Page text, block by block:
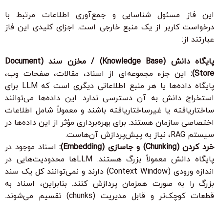
این فاز مسئول شناسایی و جمع‌آوری اطلاعات مرتبط با
درخواست کاربر از یک منبع خارجی است. اجزای کلیدی این فاز
عبارتند از:
پایگاه دانش (Knowledge Base) / مخزن سند (Document
Store):
این جزء مجموعه‌ای از اسناد، مقالات، صفحات وب،
پایگاه داده‌ها یا هر منبع اطلاعاتی دیگری است که LLM برای
استخراج دانش به آن دسترسی ندارد. این داده‌ها می‌توانند
ساختاریافته یا غیرساختاریافته باشند و معمولاً شامل اطلاعات
اختصاصی سازمان هستند. برای بهره‌برداری مؤثر از این داده‌ها در
سیستم RAG، نیاز به پیش‌پردازش آن‌هاست.
خرد کردن (Chunking) و جاسازی (Embedding):
اسناد موجود در
پایگاه دانش معمولاً بزرگ هستند. LLM‌ها محدودیت‌هایی در
اندازه ورودی (Context Window) دارند و نمی‌توانند کل یک سند
بزرگ را به صورت همزمان پردازش کنند. بنابراین، اسناد به
قطعات کوچک‌تر و قابل مدیریت (chunks) تقسیم می‌شوند.